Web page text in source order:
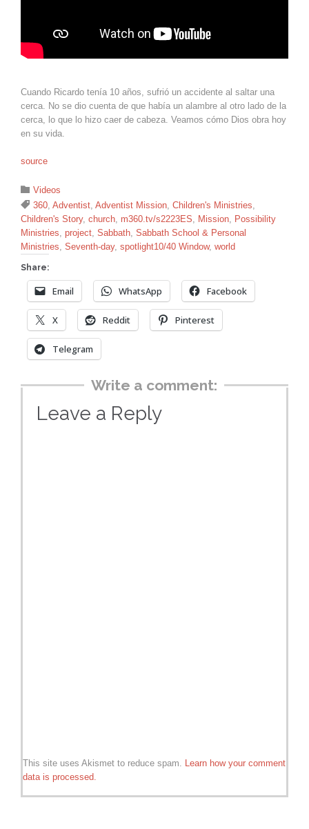
Cuando Ricardo tenía 10 años, sufrió un accidente al saltar una
cerca. No se dio cuenta de que había un alambre al otro lado de la
cerca, lo que lo hizo caer de cabeza. Veamos cómo Dios obra hoy
en su vida.
source
 Category
Videos
 Tags
360, Adventist, Adventist Mission, Children's Ministries,
Children's Story, church, m360.tv/s2223ES, Mission, Possibility
Ministries, project, Sabbath, Sabbath School & Personal
Ministries, Seventh-day, spotlight10/40 Window, world
Share:
Email WhatsApp Facebook
X Reddit Pinterest
Telegram
Write a comment:
Leave a Reply
This site uses Akismet to reduce spam. Learn how your comment
data is processed.